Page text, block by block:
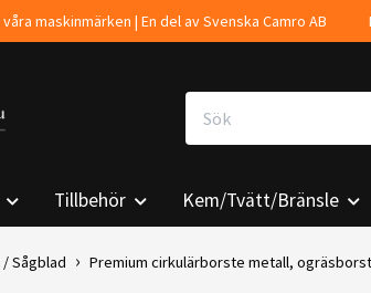
maskinmärken | En del av Svenska Camro AB
Tillbehör Kem/Tvätt/Bränsle
Sågblad Premium cirkulärborste metall,